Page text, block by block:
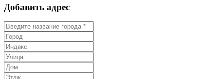
Добавить адрес